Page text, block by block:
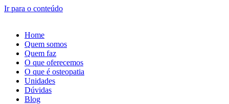
Ir para o conteúdo
Home
Quem somos
Quem faz
O que oferecemos
O que é osteopatia
Unidades
Dúvidas
Blog